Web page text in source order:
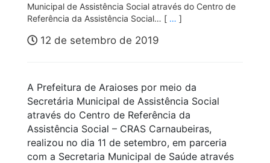
Municipal de Assistência Social através do Centro de
Referência da Assistência Social… [ … ]
12 de setembro de 2019
A Prefeitura de Araioses por meio da
Secretária Municipal de Assistência Social
através do Centro de Referência da
Assistência Social – CRAS Carnaubeiras,
realizou no dia 11 de setembro, em parceria
com a Secretaria Municipal de Saúde através